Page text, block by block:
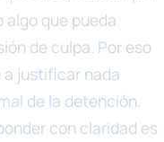
que pueda
de culpa. Por eso
justificar nada
de la detención.
con claridad es